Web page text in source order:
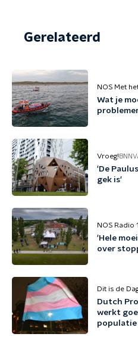
Gerelateerd
NOS Met
Wat je
Vroeg!
'De
gek is'
NOS Radio
'Hele
over
Dit is de
Dutch
werkt
populatie